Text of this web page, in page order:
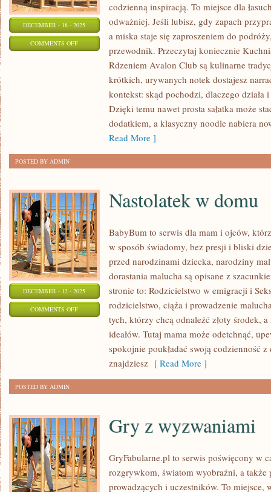
DECEMBER - 18 - 2025
COMMENTS OFFON
codzienną inspiracją. To miejsce dla
odważniej. Jeśli lubisz, gdy zapach
a miska staje się zaproszeniem do
przewodnik. Przeczytaj koniecznie
Rdzeniem Avalon Club są kulinarne
krótkich, urywanych notek dostajesz
kontekst: skąd pochodzi, dlaczego
Dzięki temu nawet prosta sałatka może
dodatkiem, a klasyczny noodle nabiera
Read More ]
POSTED BY ADMIN
DECEMBER - 12 - 2025
COMMENTS OFFON
NASTOLATEK
Nastolatek w domu
BabyBum to serwis dla mam i ojców,
w sposób świadomy, bez presji i bliski
przed narodzinami dziecka, narodziny
dorastania malucha są opisane z
stronie to: Rodzicielstwo w emigracji i
rodzicielstwo, ciąża i prowadzenie
tych, którzy chcą odnaleźć złoty środek,
ideałów. Tutaj mama może odetchnąć,
spokojnie poukładać swoją codzienność
znajdziesz [ Read More ]
POSTED BY ADMIN
Gry z wyzwaniami
GryFabularne.pl to serwis poświęcony w
rozgrywkom, światom wyobraźni, a
prowadzących i uczestników. To miejsce,